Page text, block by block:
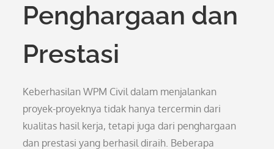
Penghargaan dan
Prestasi
Keberhasilan WPM Civil dalam menjalankan
proyek-proyeknya tidak hanya tercermin dari
kualitas hasil kerja, tetapi juga dari penghargaan
dan prestasi yang berhasil diraih. Beberapa